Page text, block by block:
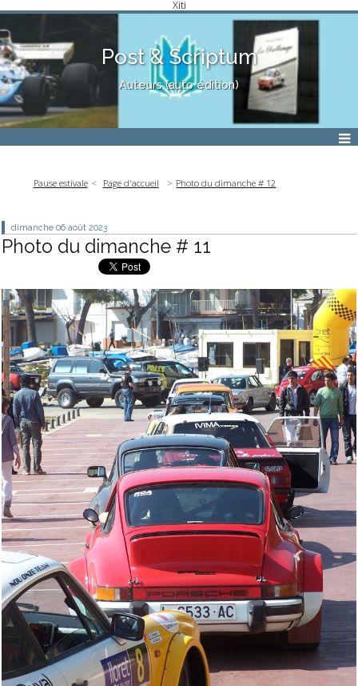
Xiti
Post & Scriptum
Auteurs (auto édition)
Pause estivale Page d'accueil Photo du dimanche # 12
dimanche 06 août 2023
Photo du dimanche # 11